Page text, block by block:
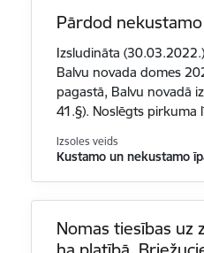
Pārdod
Izsludināta
Balvu novada domes
pagastā, Balvu novadā
41.§). Noslēgts pirkuma
Izsoles veids
Kustamo un nekustamo
Nomas tiesības uz